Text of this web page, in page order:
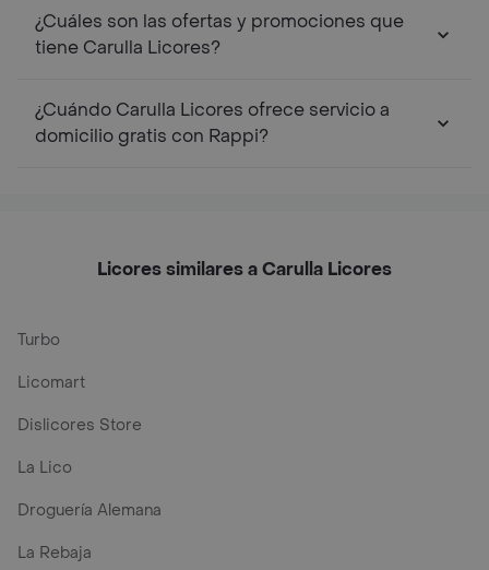
¿Cuáles son las ofertas y promociones que
tiene Carulla Licores?
¿Cuándo Carulla Licores ofrece servicio a
domicilio gratis con Rappi?
Licores similares a Carulla Licores
Turbo
Licomart
Dislicores Store
La Lico
Droguería Alemana
La Rebaja